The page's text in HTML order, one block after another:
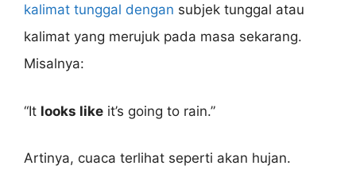
kalimat tunggal dengan subjek tunggal atau
kalimat yang merujuk pada masa sekarang.
Misalnya:
“It looks like it’s going to rain.”
Artinya, cuaca terlihat seperti akan hujan.